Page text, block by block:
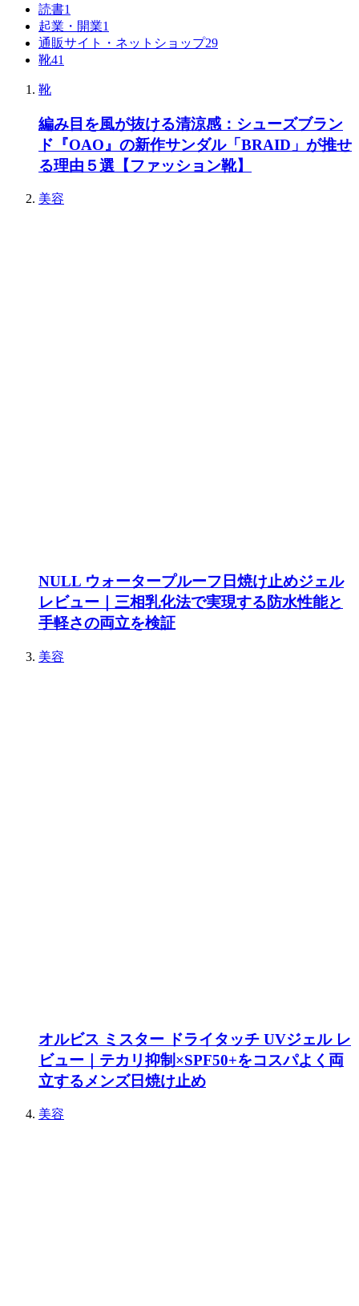
読書1
起業・開業1
通販サイト・ネットショップ29
靴41
靴
編み目を風が抜ける清涼感：シューズブラン
ド『OAO』の新作サンダル「BRAID」が推せ
る理由５選【ファッション靴】
美容
NULL ウォータープルーフ日焼け止めジェル
レビュー｜三相乳化法で実現する防水性能と
手軽さの両立を検証
美容
オルビス ミスター ドライタッチ UVジェル レ
ビュー｜テカリ抑制×SPF50+をコスパよく両
立するメンズ日焼け止め
美容